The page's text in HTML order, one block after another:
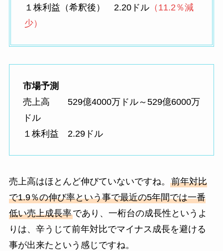
１株利益（希釈後） 2.20ドル（11.2％減
少）
市場予測
売上高 529億4000万ドル～529億6000万
ドル
１株利益 2.29ドル
売上高はほとんど伸びていないですね。 前年対比
で1.9％の伸び率という事で最近の5年間では一番
低い売上成長率であり、一桁台の成長性というよ
りは、辛うじて前年対比でマイナス成長を避ける
事が出来たという感じですね。